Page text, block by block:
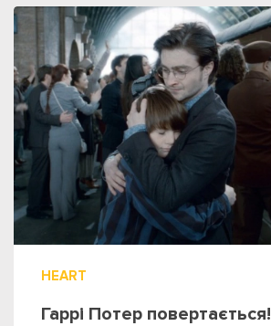
HEART
Гаррі Потер повертається!